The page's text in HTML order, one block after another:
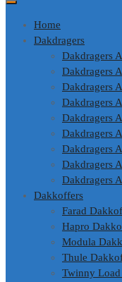
Home
Dakdragers
Dakdragers
Dakdragers
Dakdragers
Dakdragers
Dakdragers
Dakdragers
Dakdragers
Dakdragers
Dakdragers
Dakkoffers
Farad
Hapro
Modula
Thule
Twinny